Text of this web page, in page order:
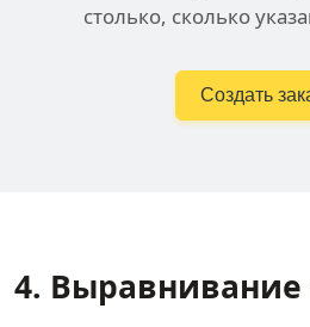
столько, сколько
Создать
4. Выравнивание